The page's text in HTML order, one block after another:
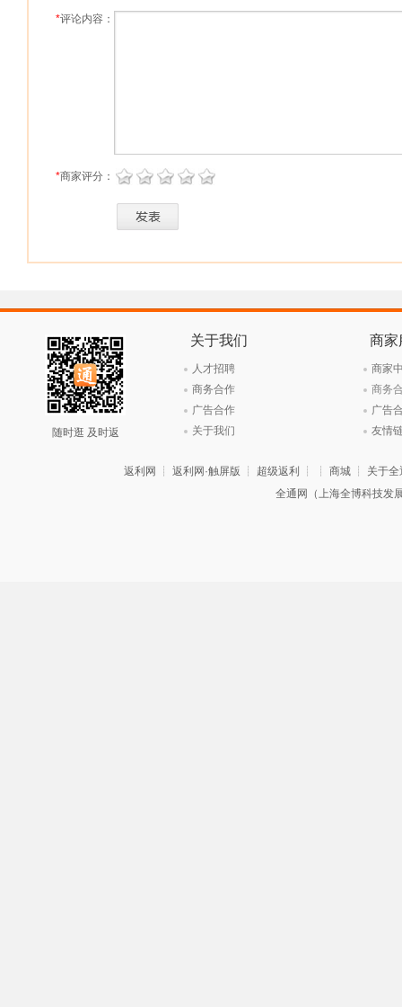
*评论内容：
*商家评分：
随时逛 及时返
关于我们
人才招聘
商务合作
广告合作
关于我们
商家
商家
商务
广告
友情
返利网 ┊ 返利网·触屏版 ┊ 超级返利 ┊ ┊ 商城┊
关于全
全通网（上海全博科技发